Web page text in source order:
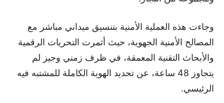
وجاءت هذه العملية الأمنية بتنسيق ميداني مباشر مع
المصالح الأمنية الجهوية، حيث أثمرت التحريات الرقمية
والأبحاث التقنية المعمقة، في ظرف زمني وجيز لم
يتجاوز 48 ساعة، عن تحديد الهوية الكاملة للمشتبه فيه
الرئيسي.